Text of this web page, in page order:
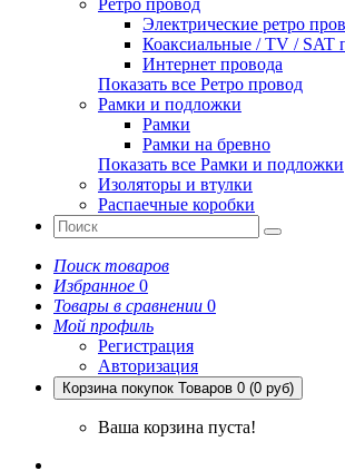
Ретро провод
Электрические ретро
Коаксиальные / TV / SAT
Интернет провода
Показать все Ретро провод
Рамки и подложки
Рамки
Рамки на бревно
Показать все Рамки и подложки
Изоляторы и втулки
Распаечные коробки
Поиск товаров
Избранное 0
Товары в сравнении 0
Мой профиль
Регистрация
Авторизация
Корзина покупок Товаров 0 (0 руб)
Ваша корзина пуста!